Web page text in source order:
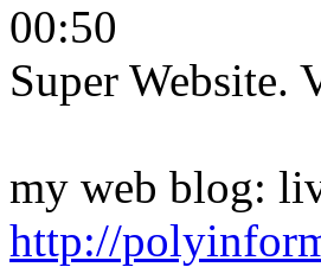
00:50
Super Website.
my web blog:
http://